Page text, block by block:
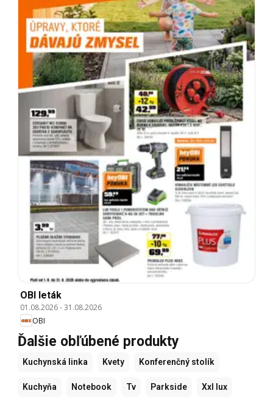
OBI leták
01.08.2026-31.08.2026
OBI
Ďalšie obľúbené produkty
Kuchynská linka Kvety Konferenčný stolík
Kuchyňa Notebook Tv Parkside Xxl lux